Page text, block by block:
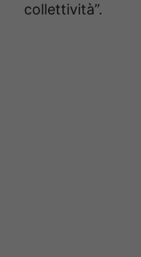
collettività”.